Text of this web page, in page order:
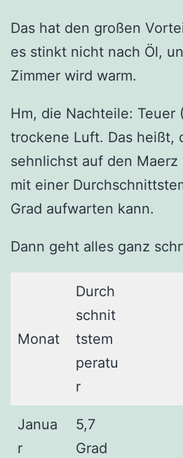
Das hat den großen
es stinkt nicht nach Öl,
Zimmer wird warm.
Hm, die Nachteile: Teuer
trockene Luft. Das heißt,
sehnlichst auf den
mit einer
Grad aufwarten kann.
Dann geht alles ganz
Monat
Durch
schnit
tstem
peratu
r
Janua
r
5,7
Grad